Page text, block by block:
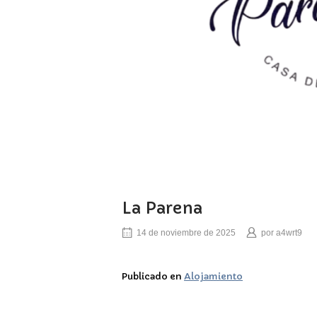
La Parena
14 de noviembre de 2025 por a4wrt9
Publicado en Alojamiento